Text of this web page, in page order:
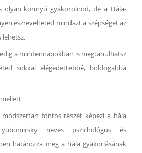
olyan könnyű gyakorolnod, de a Hála-
észreveheted mindazt a szépséget az
lehetsz.
a mindennapokban is megtanulhatsz
sokkal elégedettebbé, boldogabbá
fontos részét képezi a hála
neves pszichológus és
határozza meg a hála gyakorlásának